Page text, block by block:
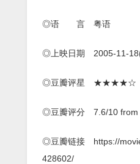
◎语 言 粤语
◎上映日期 2005-11-
◎豆瓣评星 ★★★★☆
◎豆瓣评分 7.6/10 from
◎豆瓣链接 https://
428602/